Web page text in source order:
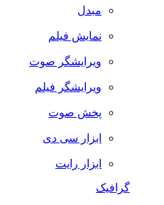
مبدل
نمایش فیلم
ویرایشگر صوت
ویرایشگر فیلم
پخش صوت
ابزار سی دی
ابزار رایت
گرافیک